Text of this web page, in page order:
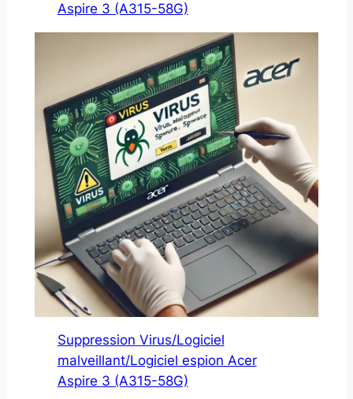
Aspire 3 (A315-58G)
Suppression Virus/Logiciel
malveillant/Logiciel espion Acer
Aspire 3 (A315-58G)